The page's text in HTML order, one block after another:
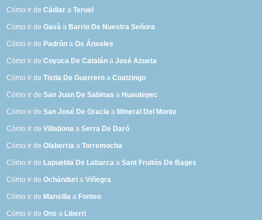
Cómo ir deCádiar aTeruel
Cómo ir deGavà a Barrio De Nuestra Señora
Cómo ir de Padrón aOs Ánxeles
Cómo ir deCoyuca De Catalán aJosé Azueta
Cómo ir deTixtla De Guerrero aCoatzingo
Cómo ir deSan Juan De Sabinas a Huautepec
Cómo ir deSan José De Gracia a Mineral Del Monte
Cómo ir deVillabona aSerra De Daró
Cómo ir deOlaberria aTorremocha
Cómo ir de Lapuebla De Labarca aSant Fruitós De Bages
Cómo ir deOchánduri aViñegra
Cómo ir de Mansilla a Fonteo
Cómo ir deOns a Liberri